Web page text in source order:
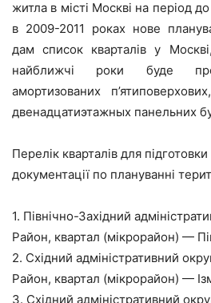
житла в місті Москві на період
в 2009-2011 роках нове
дам список кварталів у
найближчі роки буде
амортизованих
двенадцатиэтажных панельних
Перелік кварталів для
документації по плануванні
1. Північно-Західний
Район, квартал (мікрорайон) —
2. Східний адміністративний
Район, квартал (мікрорайон) —
3. Східний адміністративний